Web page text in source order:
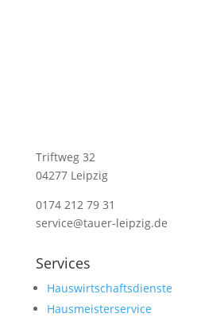
Triftweg 32
04277 Leipzig
0174 212 79 31
service@tauer-leipzig.de
Services
Hauswirtschaftsdienste
Hausmeisterservice